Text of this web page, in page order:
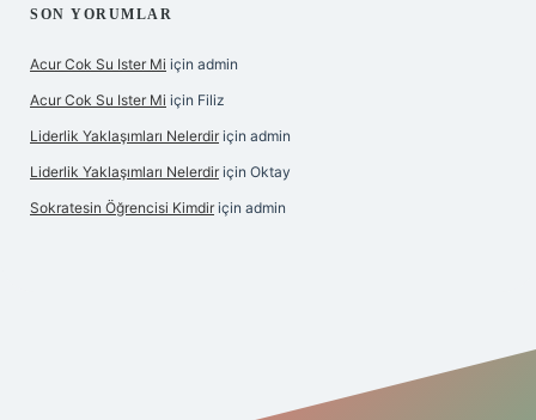
SON YORUMLAR
Acur Cok Su Ister Mi için admin
Acur Cok Su Ister Mi için Filiz
Liderlik Yaklaşımları Nelerdir için admin
Liderlik Yaklaşımları Nelerdir için Oktay
Sokratesin Öğrencisi Kimdir için admin